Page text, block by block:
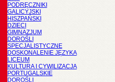
PODRĘCZNIKI
GALICYJSKI
HISZPAŃSKI
DZIECI
GIMNAZJUM
DOROŚLI
SPECJALISTYCZNE
DOSKONALENIE JĘZYKA
LICEUM
KULTURA I CYWILIZACJA
PORTUGALSKIE
DOROŚLI